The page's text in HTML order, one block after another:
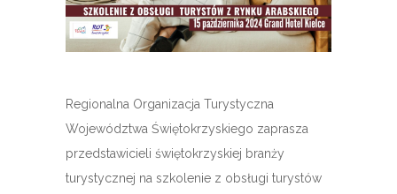
Regionalna Organizacja Turystyczna
Województwa Świętokrzyskiego zaprasza
przedstawicieli świętokrzyskiej branży
turystycznej na szkolenie z obsługi turystów